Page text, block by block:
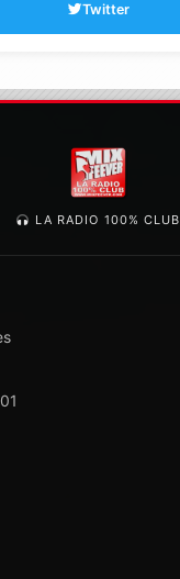
Twitter
LA RADIO 100% CLUB